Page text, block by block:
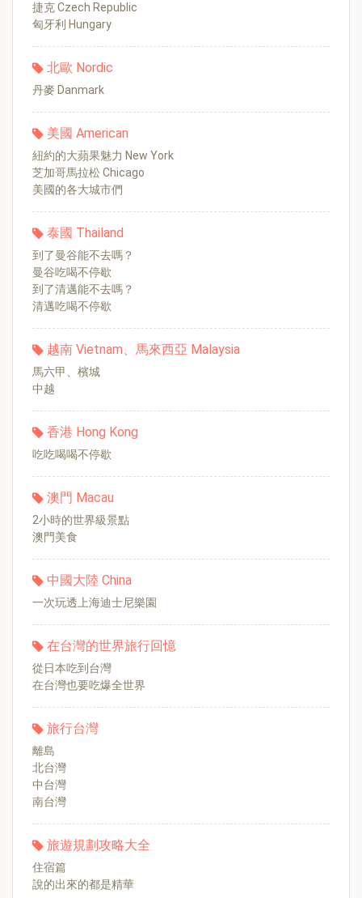
捷克 Czech Republic
匈牙利 Hungary
北歐 Nordic
丹麥 Danmark
美國 American
紐約的大蘋果魅力 New York
芝加哥馬拉松 Chicago
美國的各大城市們
泰國 Thailand
到了曼谷能不去嗎？
曼谷吃喝不停歇
到了清邁能不去嗎？
清邁吃喝不停歇
越南 Vietnam、馬來西亞 Malaysia
馬六甲、檳城
中越
香港 Hong Kong
吃吃喝喝不停歇
澳門 Macau
2小時的世界級景點
澳門美食
中國大陸 China
一次玩透上海迪士尼樂園
在台灣的世界旅行回憶
從日本吃到台灣
在台灣也要吃爆全世界
旅行台灣
離島
北台灣
中台灣
南台灣
旅遊規劃攻略大全
住宿篇
說的出來的都是精華